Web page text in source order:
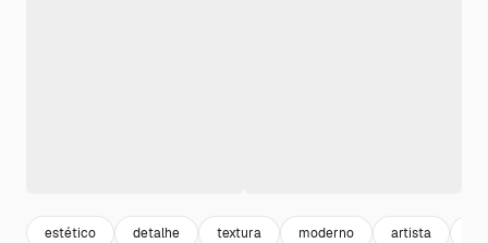
estético detalhe textura moderno artista